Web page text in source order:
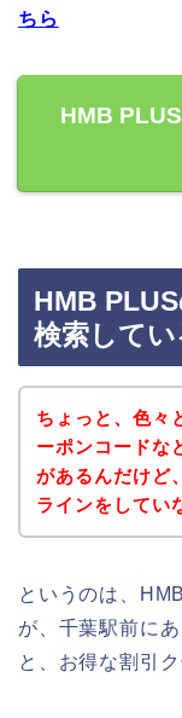
ちら
HMB
HMB
検索して
ちょっと、色々
ーポンコードな
があるんだけど
ラインをしてい
というのは、
が、千葉駅前に
と、お得な割引